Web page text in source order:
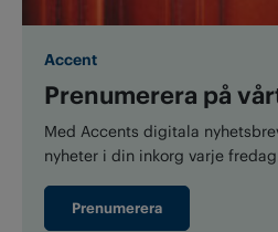
Accent
Prenumerera på
Med Accents digitala
nyheter i din inkorg varje
Prenumerera